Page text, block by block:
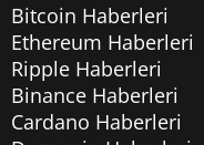
Bitcoin Haberleri
Ethereum Haberleri
Ripple Haberleri
Binance Haberleri
Cardano Haberleri